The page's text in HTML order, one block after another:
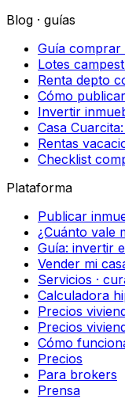
Blog · guías
Guía comprar
Lotes
Renta depto
Cómo
Invertir
Casa
Rentas
Checklist
Plataforma
Publicar
¿Cuánto vale
Guía: invertir
Vender mi
Servicios ·
Calculadora
Precios
Precios
Cómo
Precios
Para brokers
Prensa